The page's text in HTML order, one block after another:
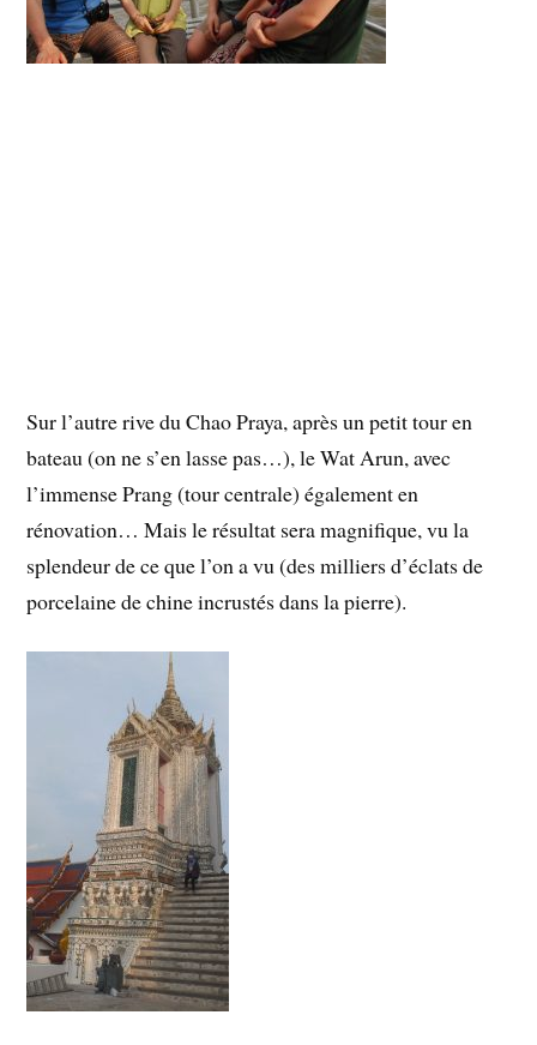
Sur l’autre rive du Chao Praya, après un petit tour en
bateau (on ne s’en lasse pas…), le Wat Arun, avec
l’immense Prang (tour centrale) également en
rénovation… Mais le résultat sera magnifique, vu la
splendeur de ce que l’on a vu (des milliers d’éclats de
porcelaine de chine incrustés dans la pierre).